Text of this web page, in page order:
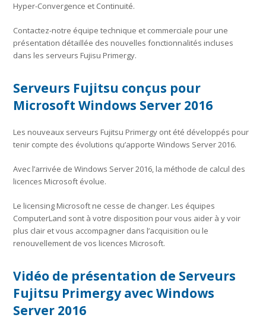
Hyper-Convergence et Continuité.
Contactez-notre équipe technique et commerciale pour une
présentation détaillée des nouvelles fonctionnalités incluses
dans les serveurs Fujisu Primergy.
Serveurs Fujitsu conçus pour
Microsoft Windows Server 2016
Les nouveaux serveurs Fujitsu Primergy ont été développés pour
tenir compte des évolutions qu’apporte Windows Server 2016.
Avec l’arrivée de Windows Server 2016, la méthode de calcul des
licences Microsoft évolue.
Le licensing Microsoft ne cesse de changer. Les équipes
ComputerLand sont à votre disposition pour vous aider à y voir
plus clair et vous accompagner dans l’acquisition ou le
renouvellement de vos licences Microsoft.
Vidéo de présentation de Serveurs
Fujitsu Primergy avec Windows
Server 2016